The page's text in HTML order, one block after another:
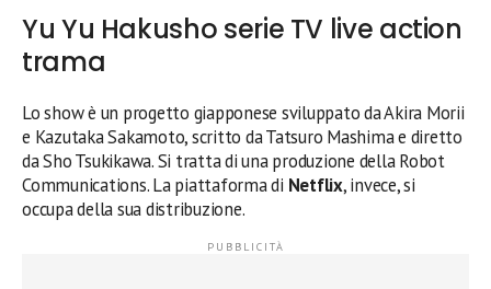
Yu Yu Hakusho serie TV live action
trama
Lo show è un progetto giapponese sviluppato da Akira Morii
e Kazutaka Sakamoto, scritto da Tatsuro Mashima e diretto
da Sho Tsukikawa. Si tratta di una produzione della Robot
Communications. La piattaforma di Netflix, invece, si
occupa della sua distribuzione.